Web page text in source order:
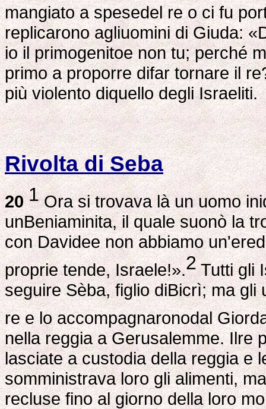
mangiato a spesedel re o ci fu
replicarono agliuomini di Giuda:
io il primogenitoe non tu; perché
primo a proporre difar tornare il
più violento diquello degli Israeliti.
Rivolta di Seba
20 1Ora si trovava là un uomo
unBeniaminita, il quale suonò la
con Davidee non abbiamo
proprie tende, Israele!».2Tutti gli
seguire Sèba, figlio diBicrì; ma
re e lo accompagnaronodal
nella reggia a Gerusalemme. Ilre
lasciate a custodia della reggia e
somministrava loro gli alimenti,
recluse fino al giorno della loro